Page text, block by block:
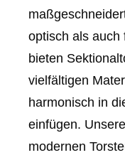
optisch als auch
bieten
vielfältigen
harmonisch in
einfügen.
modernen